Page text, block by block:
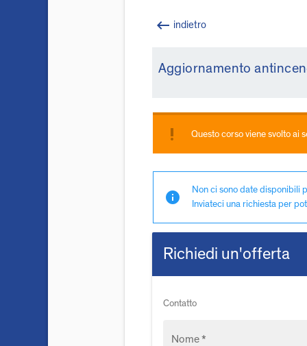
keyboard_backspace indietro
Aggiornamento
priority_high Questo corso viene svolto
info
Non ci sono date disponibili
Inviateci una richiesta per
Richiedi un'offerta
Contatto
Nome *